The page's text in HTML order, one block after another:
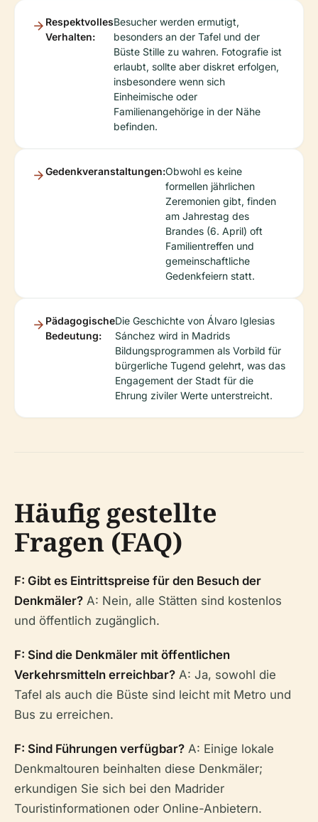
Respektvolles
Verhalten:
Besucher werden ermutigt,
besonders an der Tafel und der
Büste Stille zu wahren. Fotografie ist
erlaubt, sollte aber diskret erfolgen,
insbesondere wenn sich
Einheimische oder
Familienangehörige in der Nähe
befinden.
Gedenkveranstaltungen:Obwohl es keine
formellen jährlichen
Zeremonien gibt, finden
am Jahrestag des
Brandes (6. April) oft
Familientreffen und
gemeinschaftliche
Gedenkfeiern statt.
Pädagogische
Bedeutung:
Die Geschichte von Álvaro Iglesias
Sánchez wird in Madrids
Bildungsprogrammen als Vorbild für
bürgerliche Tugend gelehrt, was das
Engagement der Stadt für die
Ehrung ziviler Werte unterstreicht.
Häufig gestellte
Fragen (FAQ)
F: Gibt es Eintrittspreise für den Besuch der
Denkmäler? A: Nein, alle Stätten sind kostenlos
und öffentlich zugänglich.
F: Sind die Denkmäler mit öffentlichen
Verkehrsmitteln erreichbar? A: Ja, sowohl die
Tafel als auch die Büste sind leicht mit Metro und
Bus zu erreichen.
F: Sind Führungen verfügbar? A: Einige lokale
Denkmaltouren beinhalten diese Denkmäler;
erkundigen Sie sich bei den Madrider
Touristinformationen oder Online-Anbietern.